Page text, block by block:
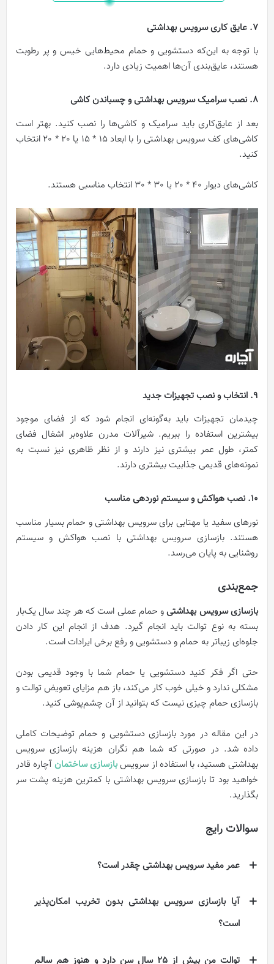
7. عایق کاری سرویس بهداشتی
با توجه به این‌که دستشویی و حمام محیط‌هایی خیس و پر رطوبت
هستند، عایق‌بندی آن‌ها اهمیت زیادی دارد.
8. نصب سرامیک سرویس بهداشتی و چسباندن کاشی
بعد از عایق‌کاری باید سرامیک و کاشی‌ها را نصب کنید. بهتر است
کاشی‌های کف سرویس بهداشتی را با ابعاد 15 * 15 یا 20 * 20 انتخاب
کنید.
کاشی‌های دیوار 40 * 20 یا 30 * 30 انتخاب مناسبی هستند.
9. انتخاب و نصب تجهیزات جدید
چیدمان تجهیزات باید به‌گونه‌ای انجام شود که از فضای موجود
بیشترین استفاده را ببریم. شیرآلات مدرن علاوه‌بر اشغال فضای
کمتر، طول عمر بیشتری نیز دارند و از نظر ظاهری نیز نسبت به
نمونه‌های قدیمی جذابیت بیشتری دارند.
10. نصب هواکش و سیستم نوردهی مناسب
نورهای سفید یا مهتابی برای سرویس بهداشتی و حمام بسیار مناسب
هستند. بازسازی سرویس بهداشتی با نصب هواکش و سیستم
روشنایی به ‌پایان می‌رسد.
جمع‌بندی
بازسازی سرویس بهداشتیو حمام عملی است که هر چند سال یک‌بار
بسته به نوع توالت باید انجام گیرد. هدف از انجام این کار دادن
جلوه‌ای زیباتر به حمام و دستشویی و رفع برخی ایرادات است.
حتی اگر فکر کنید دستشویی یا حمام شما با وجود قدیمی بودن
مشکلی ندارد و خیلی خوب کار می‌کند، باز هم مزایای تعویض توالت و
بازسازی حمام چیزی نیست که بتوانید از آن چشم‌پوشی کنید.
در این مقاله در مورد بازسازی دستشویی و حمام توضیحات کاملی
داده شد. در صورتی که شما هم نگران هزینه بازسازی سرویس
بهداشتی هستید، با استفاده از سرویسبازسازی ساختمان آچاره قادر
خواهید بود تا بازسازی سرویس بهداشتی با کمترین هزینه پشت سر
بگذارید.
سوالات رایج
عمر مفید سرویس بهداشتی چقدر است؟
آیا بازسازی سرویس بهداشتی بدون تخریب امکان‌پذیر
است؟
توالت من بیش از 25 سال سن دارد و هنوز هم سالم